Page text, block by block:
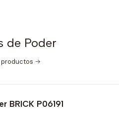
de Poder
productos
BRICK P06191